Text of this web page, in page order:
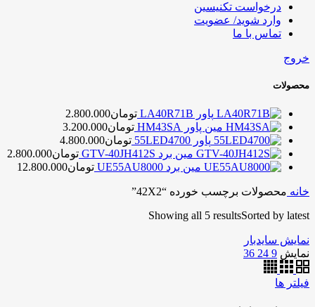
درخواست تکنیسین
وارد شوید/ عضویت
تماس با ما
خروج
محصولات
پاور LA40R71B تومان2.800.000
مین پاور HM43SA
تومان3.200.000
پاور 55LED4700
تومان4.800.000
مین برد GTV-40JH412S
تومان2.800.000
مین برد UE55AU8000
تومان12.800.000
خانه محصولات برچسب خورده “42X2”
Showing all 5 resultsSorted by latest
نمایش سایدبار
نمایش 9
24
36
فیلتر ها